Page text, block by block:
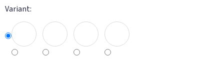
Variant: